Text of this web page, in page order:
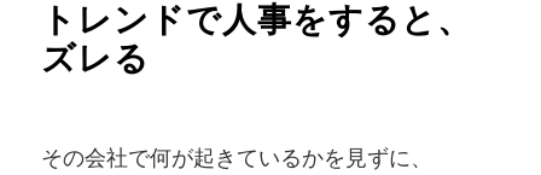
トレンドで人事をすると、
ズレる
その会社で何が起きているかを見ずに、